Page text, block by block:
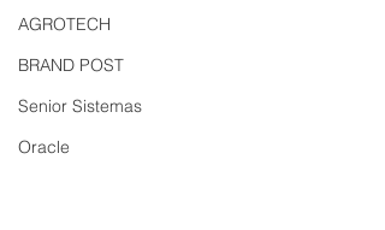
AGROTECH
BRAND POST
Senior Sistemas
Oracle